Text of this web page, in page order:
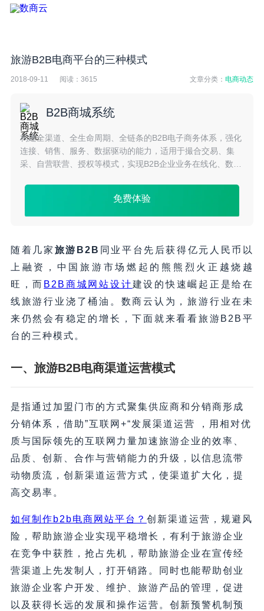
旅游B2B电商平台的三种模式
2018-09-11 阅读： 3615 文章分类：电商动态
B2B商城系统
构建全渠道、全生命周期、全链条的B2B电子商务体系，强化
连接、销售、服务、数据驱动的能力，适用于撮合交易、集
采、自营联营、授权等模式，实现B2B企业业务在线化、数字
免费体验
随着几家 旅游B2B 同业平台先后获得亿元人民币以
上融资，中国旅游市场燃起的熊熊烈火正越烧越
旺，而 B2B商城网站设计建设的快速崛起正是给在
线旅游行业浇了桶油。数商云认为，旅游行业在未
来仍然会有稳定的增长，下面就来看看旅游B2B平
台的三种模式。
一、旅游B2B电商渠道运营模式
是指通过加盟门市的方式聚集供应商和分销商形成
分销体系，借助”互联网+“发展渠道运营 ，用相对优
质与国际领先的互联网力量加速旅游企业的效率、
品质、创新、合作与营销能力的升级，以信息流带
动物质流，创新渠道运营方式，使渠道扩大化，提
高交易率。
如何制作b2b电商网站平台？ 创新渠道运营，规避风
险，帮助旅游企业实现平稳增长，有利于旅游企业
在竞争中获胜，抢占先机，帮助旅游企业在宣传经
营渠道上先发制人，打开销路。同时也能帮助创业
旅游企业客户开发、维护、旅游产品的管理，促进
以及获得长远的发展和操作运营。创新预警机制预